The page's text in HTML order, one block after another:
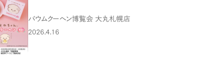
バウムクーヘン博覧会 大丸札幌店
2026.4.16